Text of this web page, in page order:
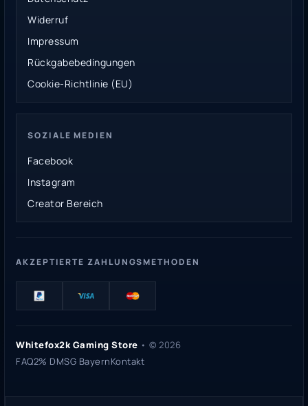
Widerruf
Impressum
Rückgabebedingungen
Cookie-Richtlinie (EU)
SOZIALE MEDIEN
Facebook
Instagram
Creator Bereich
AKZEPTIERTE ZAHLUNGSMETHODEN
Whitefox2k Gaming Store • © 2026
FAQ2% DMSG BayernKontakt